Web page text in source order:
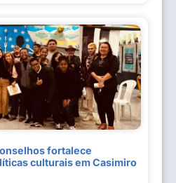
fortalece
culturais em Casimiro